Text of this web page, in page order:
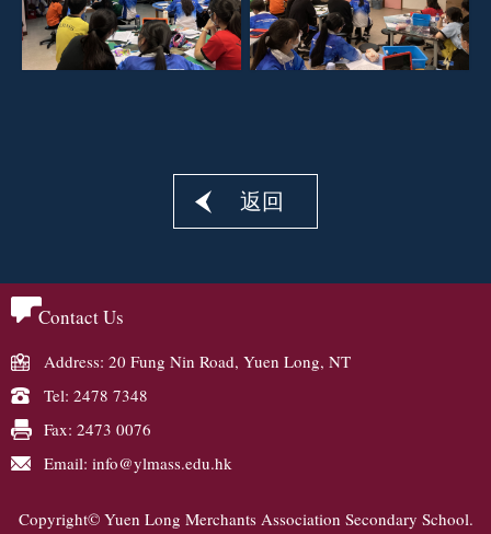
返回
Contact Us
Address: 20 Fung Nin Road, Yuen Long, NT
Tel: 2478 7348
Fax: 2473 0076
Email: info@ylmass.edu.hk
Copyright© Yuen Long Merchants Association Secondary School.